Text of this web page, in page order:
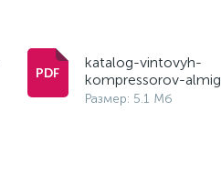
katalog-vintovyh-
kompressorov-almig
Размер: 5.1 Мб